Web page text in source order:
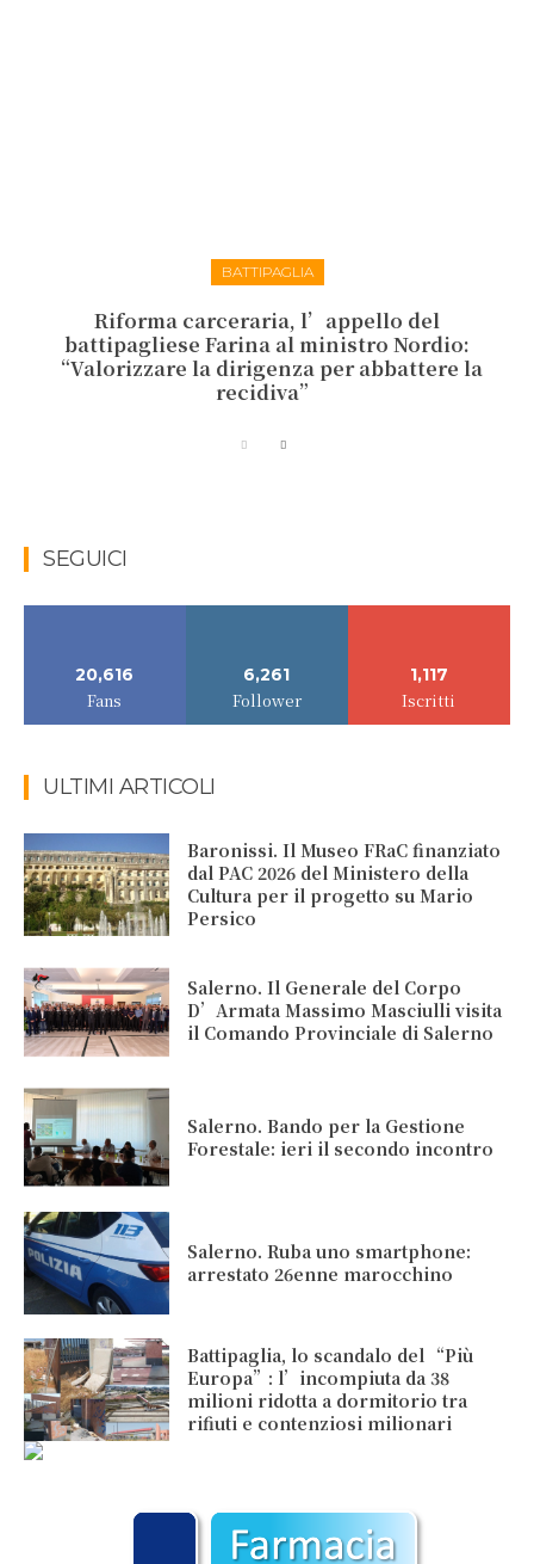
BATTIPAGLIA
Riforma carceraria, l’appello del
battipagliese Farina al ministro Nordio:
“Valorizzare la dirigenza per abbattere la
recidiva”
SEGUICI
20,616
Fans
6,261
Follower
1,117
Iscritti
ULTIMI ARTICOLI
Baronissi. Il Museo FRaC finanziato
dal PAC 2026 del Ministero della
Cultura per il progetto su Mario
Persico
Salerno. Il Generale del Corpo
D’Armata Massimo Masciulli visita
il Comando Provinciale di Salerno
Salerno. Bando per la Gestione
Forestale: ieri il secondo incontro
Salerno. Ruba uno smartphone:
arrestato 26enne marocchino
Battipaglia, lo scandalo del “Più
Europa”: l’incompiuta da 38
milioni ridotta a dormitorio tra
rifiuti e contenziosi milionari